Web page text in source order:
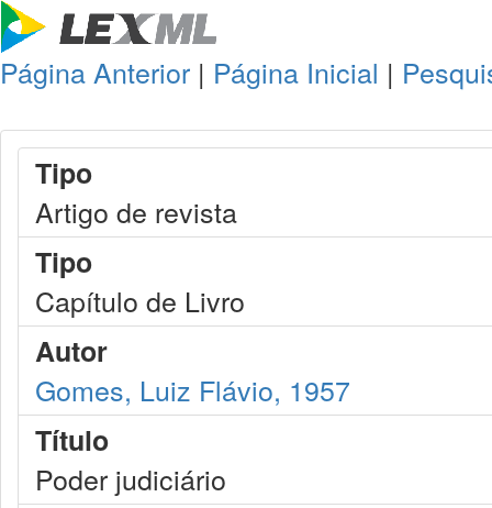
Página Anterior | Página Inicial |
Tipo
Artigo de revista
Tipo
Capítulo de Livro
Autor
Gomes, Luiz Flávio, 1957
Título
Poder judiciário